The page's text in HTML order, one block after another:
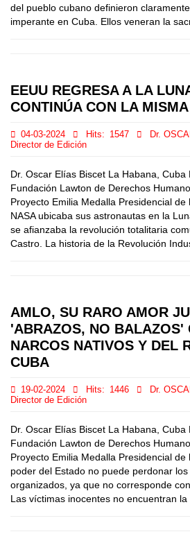
del pueblo cubano definieron
imperante en Cuba. Ellos veneran la
EEUU REGRESA A LA
CONTINÚA CON LA
04-03-2024 Hits: 1547
Dr.
Director de Edición
Dr. Oscar Elías Biscet La Habana, Cuba
Fundación Lawton de Derechos
Proyecto Emilia Medalla Presidencial
NASA ubicaba sus astronautas en la
se afianzaba la revolución totalitaria
Castro. La historia de la Revolución
AMLO, SU RARO AMOR
'ABRAZOS, NO BALAZOS'
NARCOS NATIVOS Y DEL
CUBA
19-02-2024 Hits: 1446
Dr.
Director de Edición
Dr. Oscar Elías Biscet La Habana, Cuba
Fundación Lawton de Derechos
Proyecto Emilia Medalla Presidencial
poder del Estado no puede perdonar
organizados, ya que no corresponde
Las víctimas inocentes no encuentran la